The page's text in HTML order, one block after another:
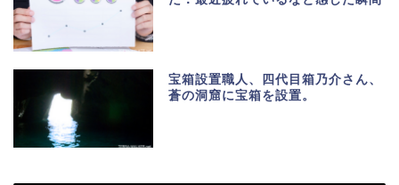
宝箱設置職人、四代目箱乃介さん、
蒼の洞窟に宝箱を設置。